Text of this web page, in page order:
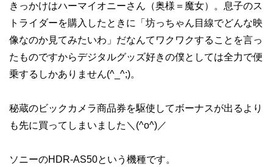
きっかけはハーマイオニーさん（奥様＝魔女）。息子のス
トライダーを購入したときに「坊っちゃん目線でどんな映
像なのか見てみたいわ」だなんてワクワクすることを言っ
たものですからデジタルグッズ好きの僕としては全力で便
乗するしかありません(^_^;)。
秘蔵のビックカメラ商品券を駆使してボーナスが出るより
も先に買ってしまいました＼(^o^)／
ソニーのHDR-AS50という機種です。